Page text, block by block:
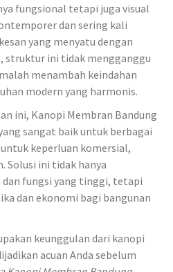
fungsional tetapi juga visual
dan sering kali
yang menyatu dengan
struktur ini tidak mengganggu
menambah keindahan
modern yang harmonis.
ini, Kanopi Membran Bandung
sangat baik untuk berbagai
keperluan komersial,
Solusi ini tidak hanya
fungsi yang tinggi, tetapi
dan ekonomi bagi bangunan
keunggulan dari kanopi
acuan Anda sebelum